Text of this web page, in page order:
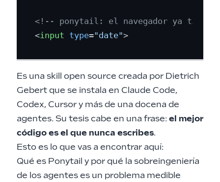
<!-- ponytail: el navegador ya tiene
<input type="date">
Es una skill open source creada por Dietrich
Gebert que se instala en Claude Code,
Codex, Cursor y más de una docena de
agentes. Su tesis cabe en una frase: el mejor
código es el que nunca escribes.
Esto es lo que vas a encontrar aquí:
Qué es Ponytail y por qué la sobreingeniería
de los agentes es un problema medible